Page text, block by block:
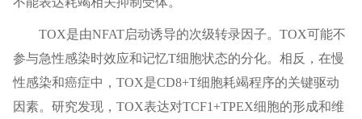
TOX是由NFAT启动诱导的次级转录因子。TOX可能不
参与急性感染时效应和记忆T细胞状态的分化。相反，在慢
性感染和癌症中，TOX是CD8+T细胞耗竭程序的关键驱动
因素。研究发现，TOX表达对TCF1+TPEX细胞的形成和维